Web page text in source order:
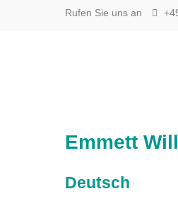
Rufen Sie uns an
Emmett
Deutsch